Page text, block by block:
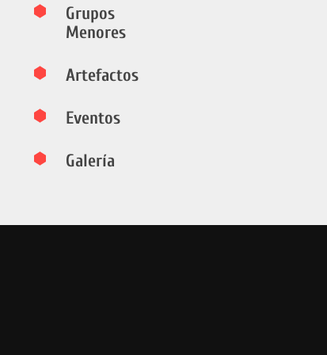
Grupos
Menores
Artefactos
Eventos
Galería